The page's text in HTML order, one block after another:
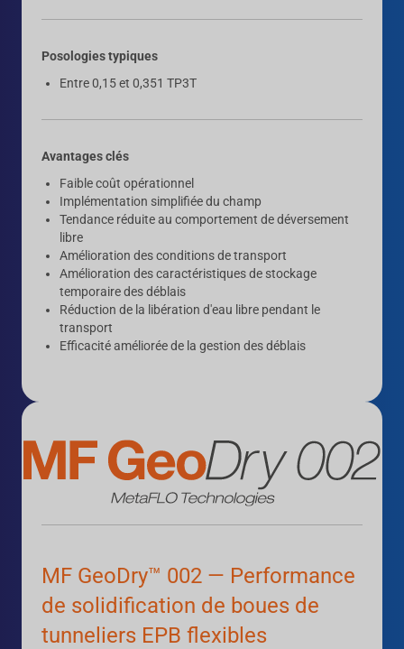
Posologies typiques
Entre 0,15 et 0,351 TP3T
Avantages clés
Faible coût opérationnel
Implémentation simplifiée du champ
Tendance réduite au comportement de déversement
libre
Amélioration des conditions de transport
Amélioration des caractéristiques de stockage
temporaire des déblais
Réduction de la libération d'eau libre pendant le
transport
Efficacité améliorée de la gestion des déblais
MF GeoDry™ 002 — Performance
de solidification de boues de
tunneliers EPB flexibles